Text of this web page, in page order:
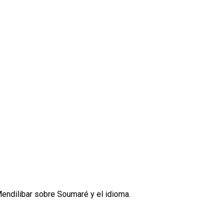
sobre Soumaré y el idioma.